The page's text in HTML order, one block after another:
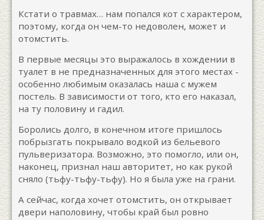
Кстати о травмах… нам попался кот с характером,
поэтому, когда он чем-то недоволен, может и
отомстить.
В первые месяцы это выражалось в хождении в
туалет в не предназначенных для этого местах -
особенно любимым оказалась наша с мужем
постель. В зависимости от того, кто его наказал,
на ту половину и гадил.
Боролись долго, в конечном итоге пришлось
побрызгать покрывало водкой из бельевого
пульверизатора. Возможно, это помогло, или он,
наконец, признал наш авторитет, но как рукой
сняло (тьфу-тьфу-тьфу). Но я была уже на грани.
А сейчас, когда хочет отомстить, он открывает
двери наполовину, чтобы край был ровно